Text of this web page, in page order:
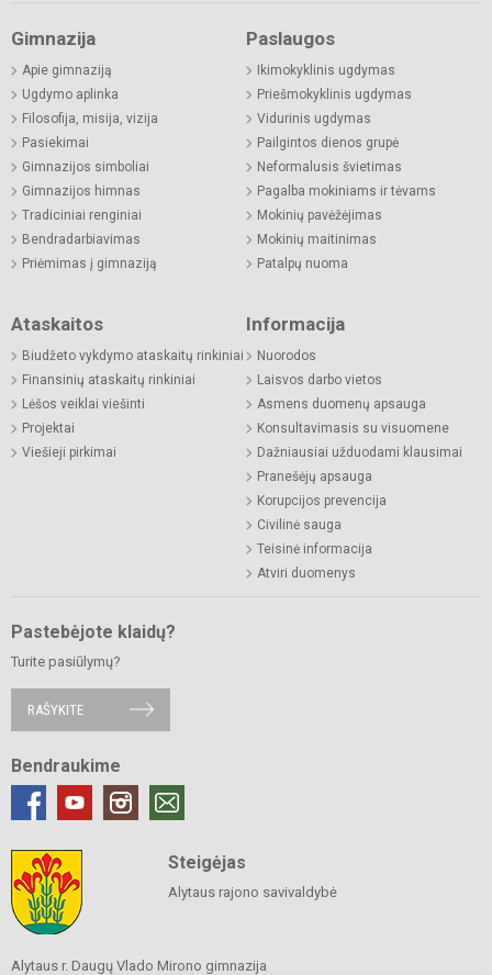
Gimnazija
Apie gimnaziją
Ugdymo aplinka
Filosofija, misija, vizija
Pasiekimai
Gimnazijos simboliai
Gimnazijos himnas
Tradiciniai renginiai
Bendradarbiavimas
Priėmimas į gimnaziją
Paslaugos
Ikimokyklinis ugdymas
Priešmokyklinis ugdymas
Vidurinis ugdymas
Pailgintos dienos grupė
Neformalusis švietimas
Pagalba mokiniams ir tėvams
Mokinių pavėžėjimas
Mokinių maitinimas
Patalpų nuoma
Ataskaitos
Biudžeto vykdymo ataskaitų rinkiniai
Finansinių ataskaitų rinkiniai
Lėšos veiklai viešinti
Projektai
Viešieji pirkimai
Informacija
Nuorodos
Laisvos darbo vietos
Asmens duomenų apsauga
Konsultavimasis su visuomene
Dažniausiai užduodami klausimai
Pranešėjų apsauga
Korupcijos prevencija
Civilinė sauga
Teisinė informacija
Atviri duomenys
Pastebėjote klaidų?
Turite pasiūlymų?
RAŠYKITE
Bendraukime
Steigėjas
Alytaus rajono savivaldybė
Alytaus r. Daugų Vlado Mirono gimnazija